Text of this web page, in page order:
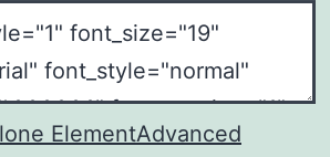
ElementAdvanced